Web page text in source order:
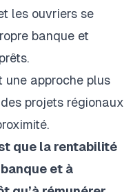
les ouvriers se
banque et
une approche plus
projets régionaux
que la rentabilité
et à